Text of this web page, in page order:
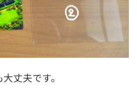
丈夫です。